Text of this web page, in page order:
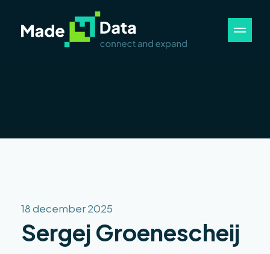
18 december 2025
Sergej Groenescheij